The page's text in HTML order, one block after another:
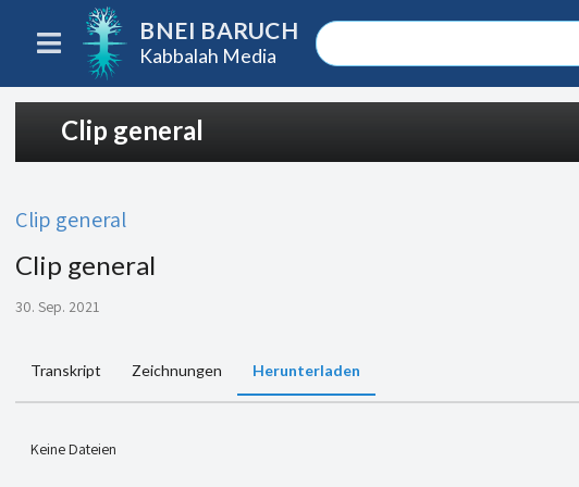
BNEI BARUCH
Kabbalah Media
Clip general
Clip general
Clip general
30. Sep. 2021
Transkript Zeichnungen Herunterladen
Keine Dateien